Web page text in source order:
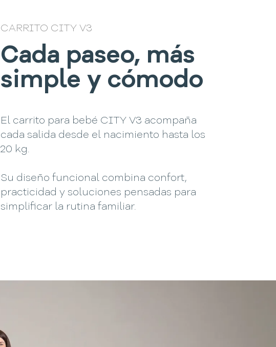
CARRITO CITY V3
Cada paseo, más
simple y cómodo
El carrito para bebé CITY V3 acompaña
cada salida desde el nacimiento hasta los
20 kg.
Su diseño funcional combina confort,
practicidad y soluciones pensadas para
simplificar la rutina familiar.